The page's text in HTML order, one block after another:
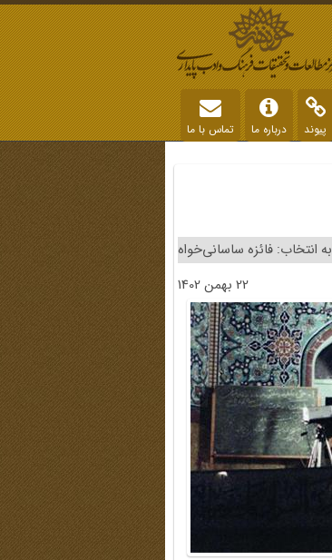
پیوند درباره ما تماس با ما
به انتخاب: فائزه ساسانی‌خواه
22 بهمن 1402